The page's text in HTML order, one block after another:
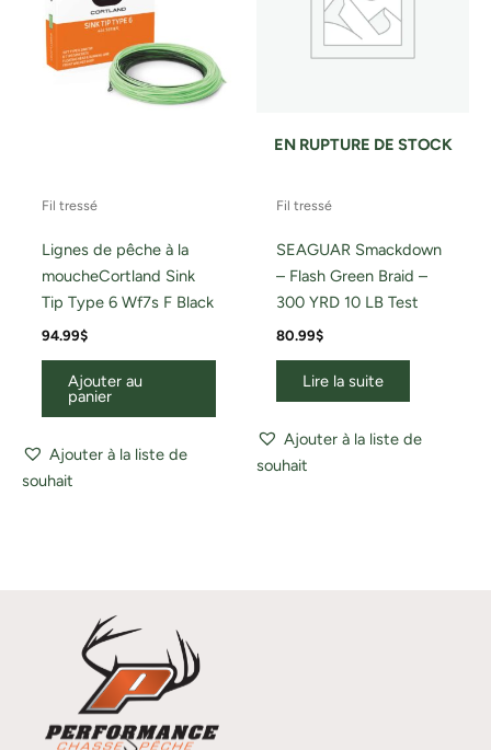
Fil tressé
Lignes de pêche à la
moucheCortland Sink
Tip Type 6 Wf7s F Black
94.99$
Ajouter au
panier
Ajouter à la liste de
souhait
EN RUPTURE DE STOCK
Fil tressé
SEAGUAR Smackdown
– Flash Green Braid –
300 YRD 10 LB Test
80.99$
Lire la suite
Ajouter à la liste de
souhait